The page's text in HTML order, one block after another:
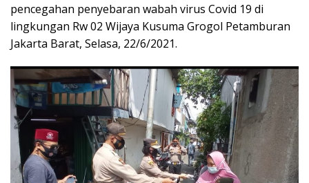
pencegahan penyebaran wabah virus Covid 19 di
lingkungan Rw 02 Wijaya Kusuma Grogol Petamburan
Jakarta Barat, Selasa, 22/6/2021.